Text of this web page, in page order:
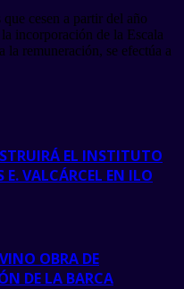
cesen a partir del año
incorporación de la Escala
remuneración, se efectúa a
EL INSTITUTO
VALCÁRCEL EN ILO
OBRA DE
DE LA BARCA